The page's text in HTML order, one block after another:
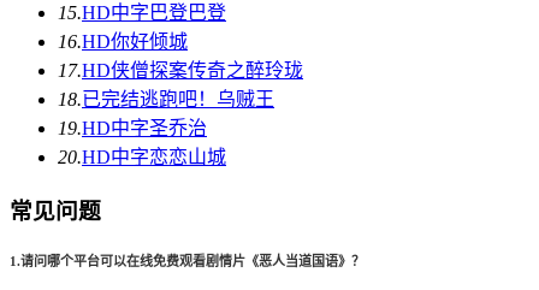
15.HD中字 巴登巴登
16.HD你好倾城
17.HD侠僧探案传奇之醉玲珑
18.已完结逃跑吧！乌贼王
19.HD中字圣乔治
20.HD中字恋恋山城
常见问题
1.请问哪个平台可以在线免费观看剧情片《恶人当道国语》？